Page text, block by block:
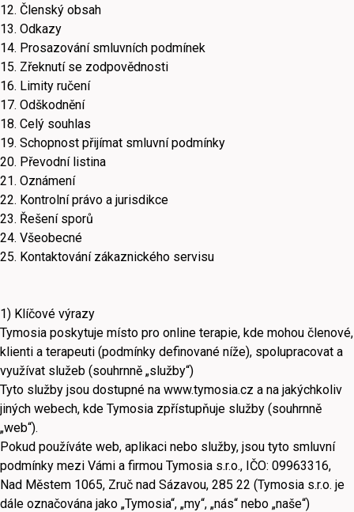
12. Členský obsah
13. Odkazy
14. Prosazování smluvních podmínek
15. Zřeknutí se zodpovědnosti
16. Limity ručení
17. Odškodnění
18. Celý souhlas
19. Schopnost přijímat smluvní podmínky
20. Převodní listina
21. Oznámení
22. Kontrolní právo a jurisdikce
23. Řešení sporů
24. Všeobecné
25. Kontaktování zákaznického servisu
1) Klíčové výrazy
Tymosia poskytuje místo pro online terapie, kde mohou členové,
klienti a terapeuti (podmínky definované níže), spolupracovat a
využívat služeb (souhrnně „služby“)
Tyto služby jsou dostupné na www.tymosia.cz a na jakýchkoliv
jiných webech, kde Tymosia zpřístupňuje služby (souhrnně
„web“).
Pokud používáte web, aplikaci nebo služby, jsou tyto smluvní
podmínky mezi Vámi a firmou Tymosia s.r.o., IČO: 09963316,
Nad Městem 1065, Zruč nad Sázavou, 285 22 (Tymosia s.r.o. je
dále označována jako „Tymosia“, „my“, „nás“ nebo „naše“)